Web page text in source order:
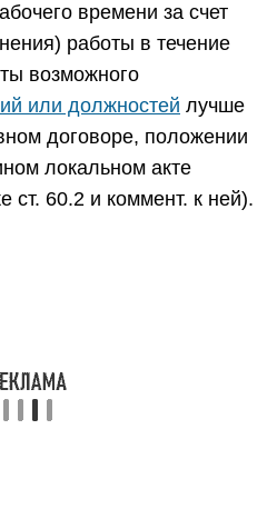
времени за счет
работы в течение
возможного
или должностей лучше
договоре, положении
локальном акте
ст. 60.2 и коммент. к ней).